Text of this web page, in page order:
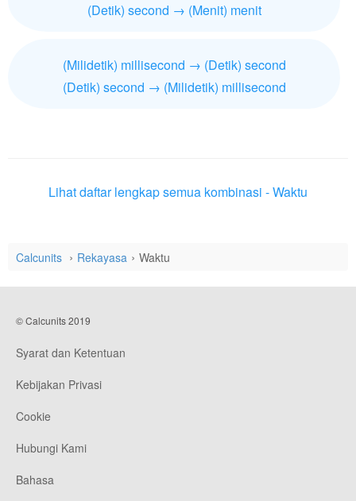
(Detik) second → (Menit) menit
(Milidetik) millisecond → (Detik) second
(Detik) second → (Milidetik) millisecond
Lihat daftar lengkap semua kombinasi - Waktu
Calcunits Rekayasa Waktu
© Calcunits 2019
Syarat dan Ketentuan
Kebijakan Privasi
Cookie
Hubungi Kami
Bahasa